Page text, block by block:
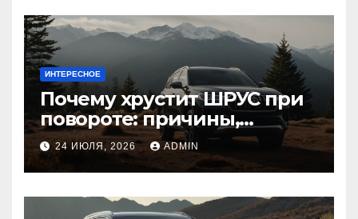
ИНТЕРЕСНОЕ
Почему хрустит ШРУС при
повороте: причины,
диагностика
24 ИЮЛЯ, 2026 ADMIN